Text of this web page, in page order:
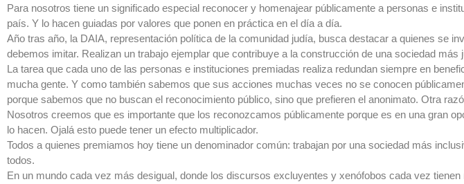
Para nosotros tiene un significado especial reconocer y homenajear públicamente a personas e
país. Y lo hacen guiadas por valores que ponen en práctica en el día a día.
Año tras año, la DAIA, representación política de la comunidad judía, busca destacar a quienes se
debemos imitar. Realizan un trabajo ejemplar que contribuye a la construcción de una sociedad más
La tarea que cada uno de las personas e instituciones premiadas realiza redundan siempre en
mucha gente. Y como también sabemos que sus acciones muchas veces no se conocen
porque sabemos que no buscan el reconocimiento público, sino que prefieren el anonimato. Otra
Nosotros creemos que es importante que los reconozcamos públicamente porque es en una gran
lo hacen. Ojalá esto puede tener un efecto multiplicador.
Todos a quienes premiamos hoy tiene un denominador común: trabajan por una sociedad más
todos.
En un mundo cada vez más desigual, donde los discursos excluyentes y xenófobos cada vez